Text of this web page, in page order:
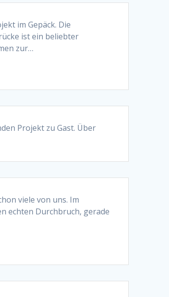
im Gepäck. Die
ist ein beliebter
zur…
Projekt zu Gast. Über
viele von uns. Im
echten Durchbruch, gerade